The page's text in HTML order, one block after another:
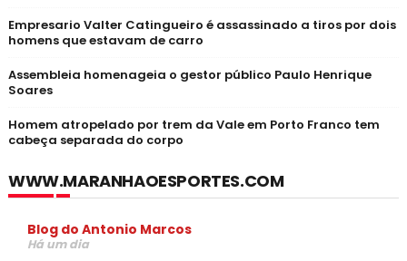
Empresario Valter Catingueiro é assassinado a tiros por dois
homens que estavam de carro
Assembleia homenageia o gestor público Paulo Henrique
Soares
Homem atropelado por trem da Vale em Porto Franco tem
cabeça separada do corpo
WWW.MARANHAOESPORTES.COM
Blog do Antonio Marcos
Há um dia